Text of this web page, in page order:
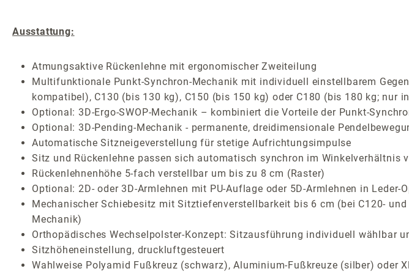
Ausstattung:
Atmungsaktive Rückenlehne mit ergonomischer Zweiteilung
Multifunktionale Punkt-Synchron-Mechanik mit individuell einstellbarem
kompatibel), C130 (bis 130 kg), C150 (bis 150 kg) oder C180 (bis 180 kg; nur
Optional: 3D-Ergo-SWOP-Mechanik – kombiniert die Vorteile der Punkt-
Optional: 3D-Pending-Mechanik - permanente, dreidimensionale
Automatische Sitzneigeverstellung für stetige Aufrichtungsimpulse
Sitz und Rückenlehne passen sich automatisch synchron im Winkelverhältnis
Rückenlehnenhöhe 5-fach verstellbar um bis zu 8 cm (Raster)
Optional: 2D- oder 3D-Armlehnen mit PU-Auflage oder 5D-Armlehnen in
Mechanischer Schiebesitz mit Sitztiefenverstellbarkeit bis 6 cm (bei C120- und
Mechanik)
Orthopädisches Wechselpolster-Konzept: Sitzausführung individuell wählbar
Sitzhöheneinstellung, druckluftgesteuert
Wahlweise Polyamid Fußkreuz (schwarz), Aluminium-Fußkreuze (silber) oder